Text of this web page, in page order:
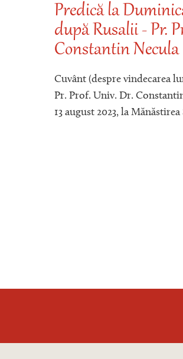
Predică la
după Rusalii - Pr.
Constantin Necula
Cuvânt (despre vindecarea
Pr. Prof. Univ. Dr.
13 august 2023, la